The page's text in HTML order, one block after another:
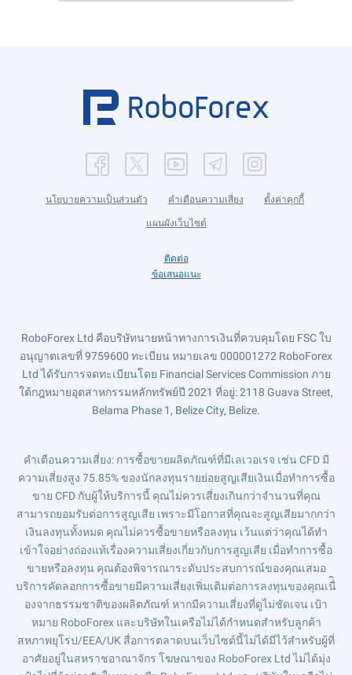
นโยบายความเป็นส่วนตัว คำเตือนความเสี่ยง ตั้งค่าคุกกี้
แผนผังเว็บไซต์
ติดต่อ
ข้อเสนอแนะ
RoboForex Ltd คือบริษัทนายหน้าทางการเงินที่ควบคุมโดย FSC ใบ
อนุญาตเลขที่ 9759600 ทะเบียน หมายเลข 000001272 RoboForex
Ltd ได้รับการจดทะเบียนโดย Financial Services Commission ภาย
ใต้กฎหมายอุตสาหกรรมหลักทรัพย์ปี 2021 ที่อยู่: 2118 Guava Street,
Belama Phase 1, Belize City, Belize.
คำเตือนความเสี่ยง: การซื้อขายผลิตภัณฑ์ที่มีเลเวอเรจ เช่น CFD มี
ความเสี่ยงสูง 75.85% ของนักลงทุนรายย่อยสูญเสียเงินเมื่อทำการซื้อ
ขาย CFD กับผู้ให้บริการนี้ คุณไม่ควรเสี่ยงเกินกว่าจำนวนที่คุณ
สามารถยอมรับต่อการสูญเสีย เพราะมีโอกาสที่คุณจะสูญเสียมากกว่า
เงินลงทุนทั้งหมด คุณไม่ควรซื้อขายหรือลงทุน เว้นแต่ว่าคุณได้ทำ
เข้าใจอย่างถ่องแท้เรื่องความเสี่ยงเกี่ยวกับการสูญเสีย เมื่อทำการซื้อ
ขายหรือลงทุน คุณต้องพิจารณาระดับประสบการณ์ของคุณเสมอ
บริการคัดลอกการซื้อขายมีความเสี่ยงเพิ่มเติมต่อการลงทุนของคุณเนื่ิ
องจากธรรมชาติของผลิตภัณฑ์ หากมีความเสี่ยงที่ดูไม่ชัดเจน เป้า
หมาย RoboForex และบริษัทในเครือไม่ได้กำหนดสำหรับลูกค้า
สหภาพยุโรป/EEA/UK สื่อการตลาดบนเว็บไซต์นี้ไม่ได้มีไว้สำหรับผู้ที่
อาศัยอยู่ในสหราชอาณาจักร โฆษณาของ RoboForex Ltd ไม่ได้มุ่ง